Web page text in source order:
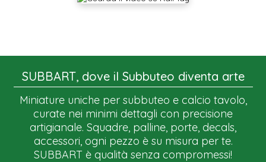
SUBBART, dove il Subbuteo diventa arte
Miniature uniche per subbuteo e calcio tavolo,
curate nei minimi dettagli con precisione
artigianale. Squadre, palline, porte, decals,
accessori, ogni pezzo è su misura per te.
SUBBART è qualità senza compromessi!